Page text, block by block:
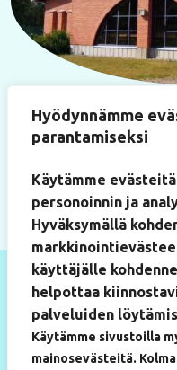
Hyödynnämme
parantamiseksi
Käytämme
personoinnin ja
Hyväksymällä
käyttäjälle
helpottaa
palveluiden
Käytämme sivustoilla
mainosevästeitä.